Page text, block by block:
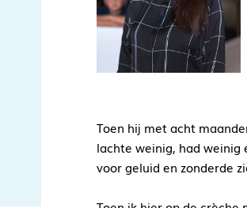
Toen hij met acht
lachte weinig, had weinig
voor geluid en zonderde